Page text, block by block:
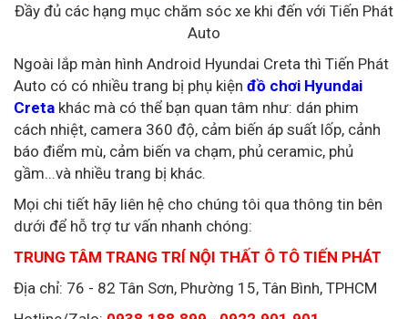
Đầy đủ các hạng mục chăm sóc xe khi đến với Tiến Phát
Auto
Ngoài lắp màn hình Android Hyundai Creta thì Tiến Phát
Auto có có nhiều trang bị phụ kiện đồ chơi Hyundai
Creta khác mà có thể bạn quan tâm như: dán phim
cách nhiệt, camera 360 độ, cảm biến áp suất lốp, cảnh
báo điểm mù, cảm biến va chạm, phủ ceramic, phủ
gầm...và nhiều trang bị khác.
Mọi chi tiết hãy liên hệ cho chúng tôi qua thông tin bên
dưới để hỗ trợ tư vấn nhanh chóng:
TRUNG TÂM TRANG TRÍ NỘI THẤT Ô TÔ TIẾN PHÁT
Địa chỉ: 76 - 82 Tân Sơn, Phường 15, Tân Bình, TPHCM